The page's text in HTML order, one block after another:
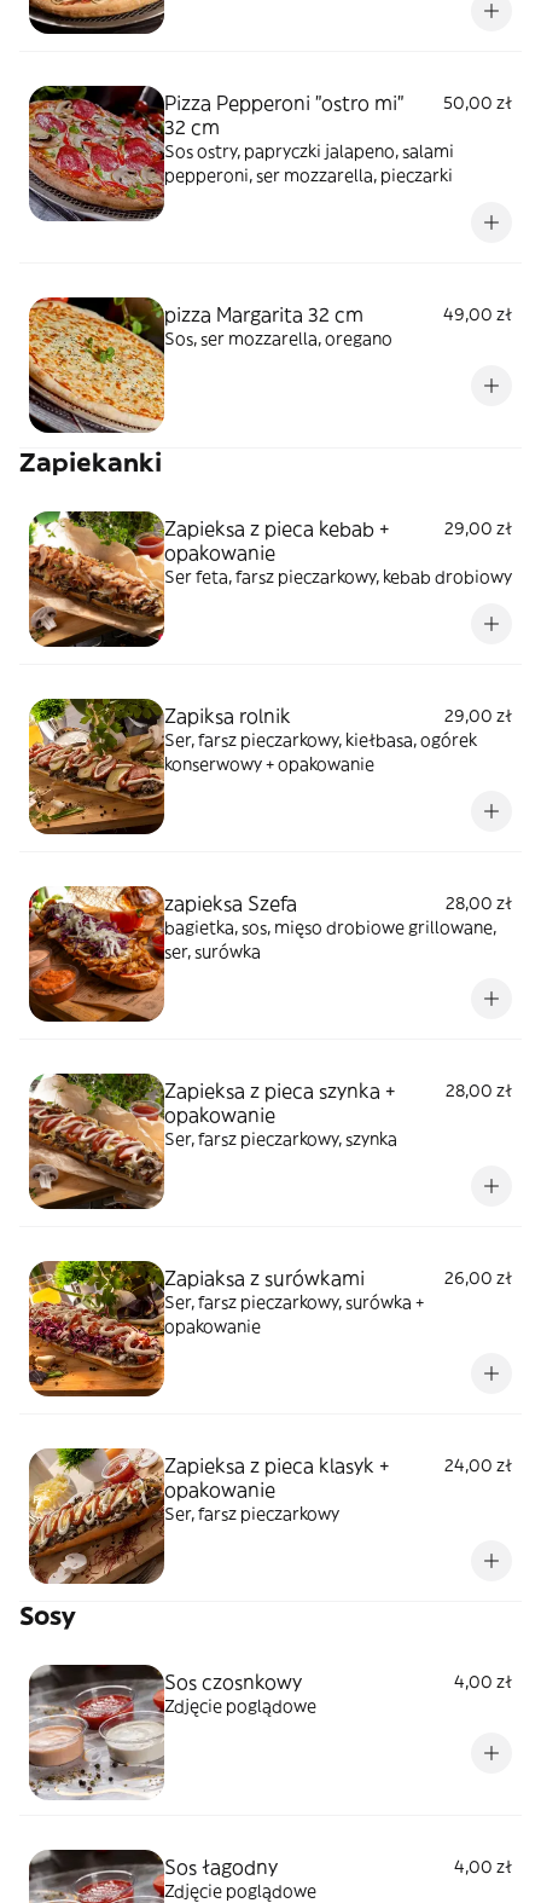
Pizza Pepperoni "ostro mi"
32 cm
50,00 zł
Sos ostry, papryczki jalapeno, salami
pepperoni, ser mozzarella, pieczarki
pizza Margarita 32 cm
49,00 zł
Sos, ser mozzarella, oregano
Zapiekanki
Zapieksa z pieca kebab +
opakowanie
29,00 zł
Ser feta, farsz pieczarkowy, kebab drobiowy
Zapiksa rolnik
29,00 zł
Ser, farsz pieczarkowy, kiełbasa, ogórek
konserwowy + opakowanie
zapieksa Szefa
28,00 zł
bagietka, sos, mięso drobiowe grillowane,
ser, surówka
Zapieksa z pieca szynka +
opakowanie
28,00 zł
Ser, farsz pieczarkowy, szynka
Zapiaksa z surówkami
26,00 zł
Ser, farsz pieczarkowy, surówka +
opakowanie
Zapieksa z pieca klasyk +
opakowanie
24,00 zł
Ser, farsz pieczarkowy
Sosy
Sos czosnkowy
4,00 zł
Zdjęcie poglądowe
Sos łagodny
4,00 zł
Zdjęcie poglądowe